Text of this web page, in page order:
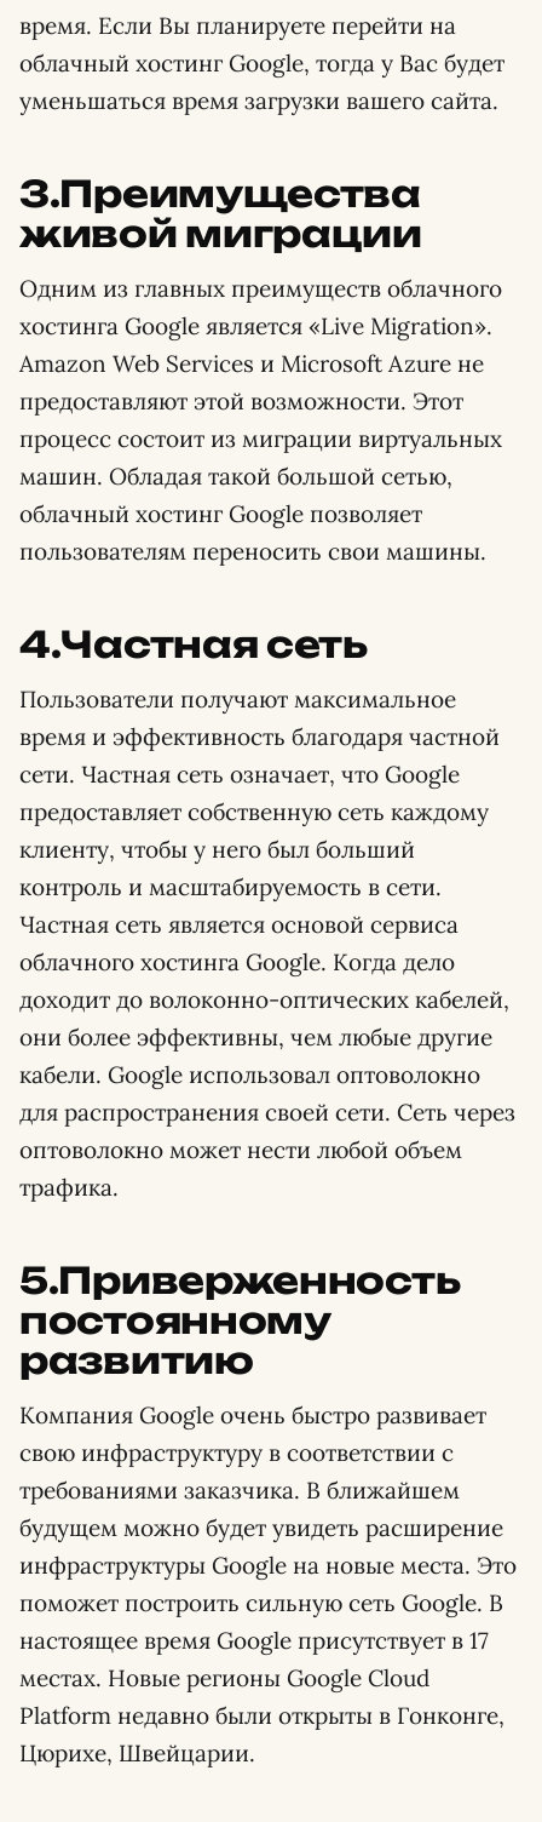
время. Если Вы планируете перейти на
облачный хостинг Google, тогда у Вас будет
уменьшаться время загрузки вашего сайта.
3.Преимущества
живой миграции
Одним из главных преимуществ облачного
хостинга Google является «Live Migration».
Amazon Web Services и Microsoft Azure не
предоставляют этой возможности. Этот
процесс состоит из миграции виртуальных
машин. Обладая такой большой сетью,
облачный хостинг Google позволяет
пользователям переносить свои машины.
4.Частная сеть
Пользователи получают максимальное
время и эффективность благодаря частной
сети. Частная сеть означает, что Google
предоставляет собственную сеть каждому
клиенту, чтобы у него был больший
контроль и масштабируемость в сети.
Частная сеть является основой сервиса
облачного хостинга Google. Когда дело
доходит до волоконно-оптических кабелей,
они более эффективны, чем любые другие
кабели. Google использовал оптоволокно
для распространения своей сети. Сеть через
оптоволокно может нести любой объем
трафика.
5.Приверженность
постоянному
развитию
Компания Google очень быстро развивает
свою инфраструктуру в соответствии с
требованиями заказчика. В ближайшем
будущем можно будет увидеть расширение
инфраструктуры Google на новые места. Это
поможет построить сильную сеть Google. В
настоящее время Google присутствует в 17
местах. Новые регионы Google Cloud
Platform недавно были открыты в Гонконге,
Цюрихе, Швейцарии.